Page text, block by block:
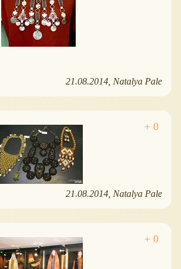
21.08.2014 Natalya Pale
21.08.2014 Natalya Pale